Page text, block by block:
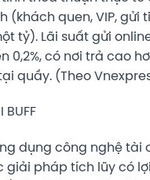
(khách quen, VIP, gửi
tỷ). Lãi suất gửi
0,2%, có nơi trả cao
quầy. (Theo
BUFF
dụng công nghệ tài
giải pháp tích lũy có